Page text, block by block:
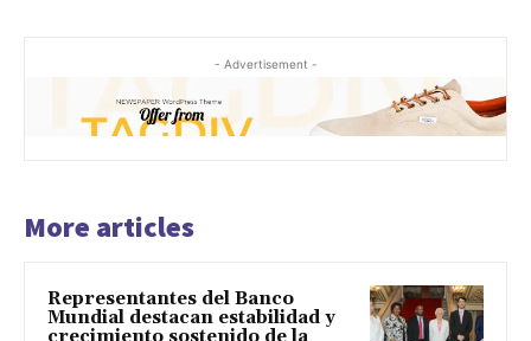
- Advertisement -
More articles
Representantes del Banco
Mundial destacan estabilidad y